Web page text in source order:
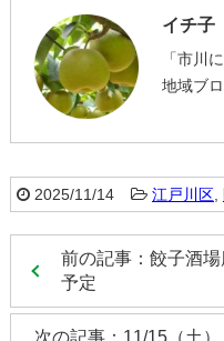
イチ子
「市川
地域ブ
2025/11/14 江戸川区,
前の記事：餃子酒
予定
次の記事：11/15（土